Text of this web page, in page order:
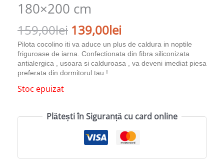
180×200 cm
159,00lei 139,00lei
Pilota cocolino iti va aduce un plus de caldura in noptile
friguroase de iarna. Confectionata din fibra siliconizata
antialergica , usoara si calduroasa , va deveni imediat piesa
preferata din dormitorul tau !
Stoc epuizat
Plătești în Siguranță cu card online